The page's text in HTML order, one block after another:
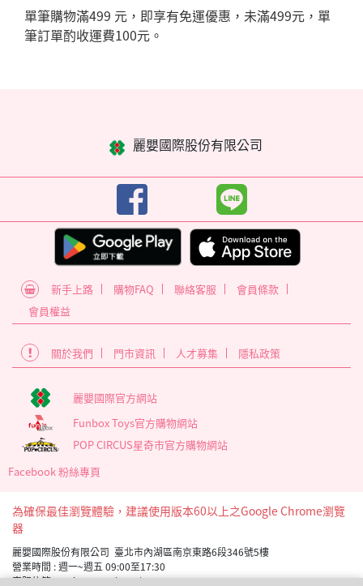
單筆購物滿499 元，即享有免運優惠，未滿499元，單
筆訂單酌收運費100元。
麗嬰國際股份有限公司
新手上路 購物FAQ 聯絡客服
會員條款
會員權益
關於我們 門市資訊 人才募集 隱私政策
麗嬰國際官方網站
Funbox Toys官方購物網站
POP CIRCUS星奇市官方購物網站
Facebook 粉絲專頁
為確保最佳瀏覽體驗，建議使用版本60以上之Google Chrome瀏覽
器
麗嬰國際股份有限公司 臺北市內湖區南京東路6段346號5樓
營業時間 : 週一~週五 09:00至17:30
客服信箱 service_member@letoy.com.tw